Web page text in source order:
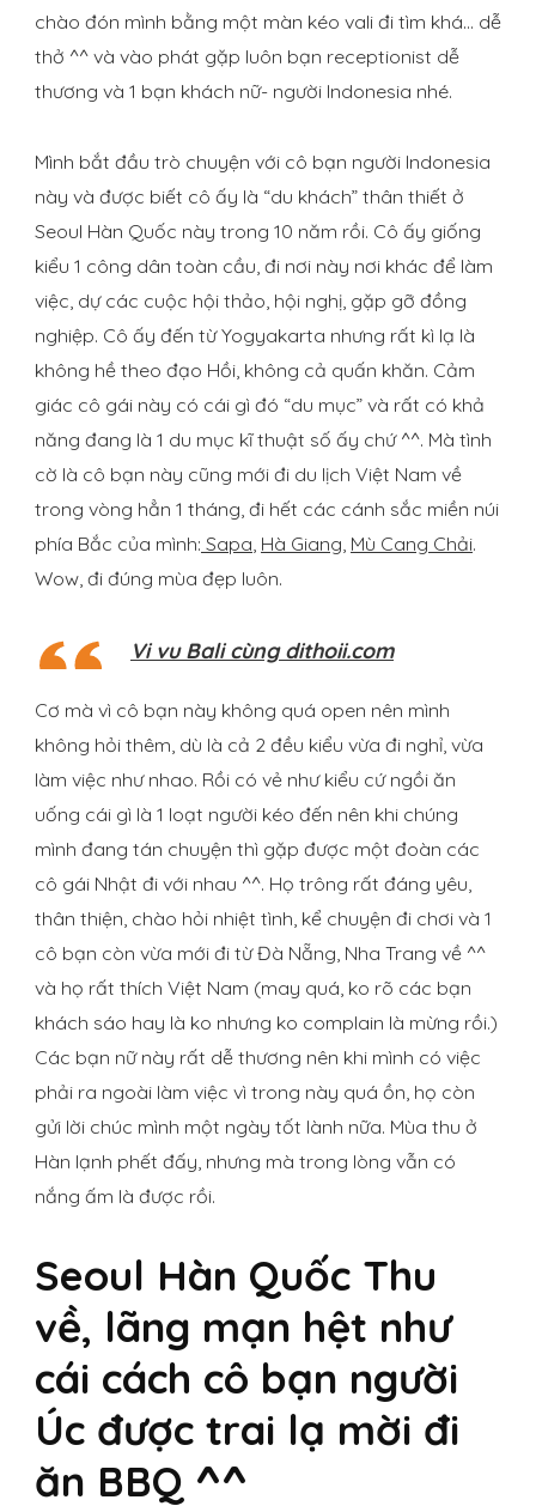
chào đón mình bằng một màn kéo vali đi tìm khá… dễ
thở ^^ và vào phát gặp luôn bạn receptionist dễ
thương và 1 bạn khách nữ- người Indonesia nhé.
Mình bắt đầu trò chuyện với cô bạn người Indonesia
này và được biết cô ấy là “du khách” thân thiết ở
Seoul Hàn Quốc này trong 10 năm rồi. Cô ấy giống
kiểu 1 công dân toàn cầu, đi nơi này nơi khác để làm
việc, dự các cuộc hội thảo, hội nghị, gặp gỡ đồng
nghiệp. Cô ấy đến từ Yogyakarta nhưng rất kì lạ là
không hề theo đạo Hồi, không cả quấn khăn. Cảm
giác cô gái này có cái gì đó “du mục” và rất có khả
năng đang là 1 du mục kĩ thuật số ấy chứ ^^. Mà tình
cờ là cô bạn này cũng mới đi du lịch Việt Nam về
trong vòng hẳn 1 tháng, đi hết các cánh sắc miền núi
phía Bắc của mình: Sapa Hà Giang Mù Cang Chải.
Wow, đi đúng mùa đẹp luôn.
Vi vu Bali cùng dithoii.com
Cơ mà vì cô bạn này không quá open nên mình
không hỏi thêm, dù là cả 2 đều kiểu vừa đi nghỉ, vừa
làm việc như nhao. Rồi có vẻ như kiểu cứ ngồi ăn
uống cái gì là 1 loạt người kéo đến nên khi chúng
mình đang tán chuyện thì gặp được một đoàn các
cô gái Nhật đi với nhau ^^. Họ trông rất đáng yêu,
thân thiện, chào hỏi nhiệt tình, kể chuyện đi chơi và 1
cô bạn còn vừa mới đi từ Đà Nẵng, Nha Trang về ^^
và họ rất thích Việt Nam (may quá, ko rõ các bạn
khách sáo hay là ko nhưng ko complain là mừng rồi.)
Các bạn nữ này rất dễ thương nên khi mình có việc
phải ra ngoài làm việc vì trong này quá ồn, họ còn
gửi lời chúc mình một ngày tốt lành nữa. Mùa thu ở
Hàn lạnh phết đấy, nhưng mà trong lòng vẫn có
nắng ấm là được rồi.
Seoul Hàn Quốc Thu
về, lãng mạn hệt như
cái cách cô bạn người
Úc được trai lạ mời đi
ăn BBQ ^^